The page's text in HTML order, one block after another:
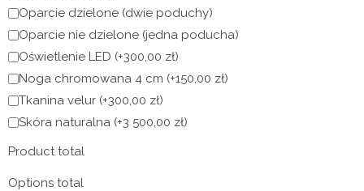
Oparcie dzielone (dwie poduchy)
Oparcie nie dzielone (jedna poducha)
Oświetlenie LED (+300,00 zł)
Noga chromowana 4 cm (+150,00 zł)
Tkanina velur (+300,00 zł)
Skóra naturalna (+3 500,00 zł)
Product total
Options total